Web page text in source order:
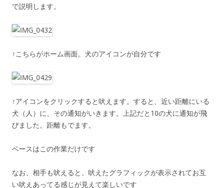
で説明します。
↑こちらがホーム画面。犬のアイコンが自分です
↑アイコンをクリックすると吠えます。すると、近い距離にいる
犬（人）に、その通知がいきます。上記だと10の犬に通知が飛
びました。距離もでます。
ベースはこの作業だけです
なお、相手も吠えると、吠えたグラフィックが表示されてお互
い吠えあってる感じが見えて楽しいです